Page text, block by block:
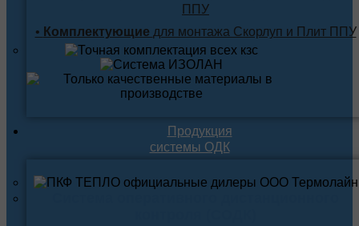
ППУ
• Комплектующие для монтажа Скорлуп и Плит ППУ
Продукция
системы ОДК